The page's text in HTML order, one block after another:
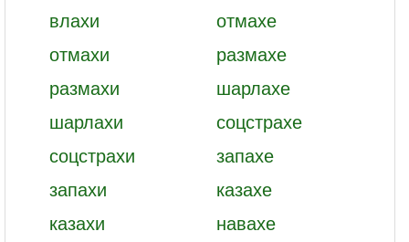
влахи
отмахе
отмахи
размахе
размахи
шарлахе
шарлахи
соцстрахе
соцстрахи
запахе
запахи
казахе
казахи
навахе